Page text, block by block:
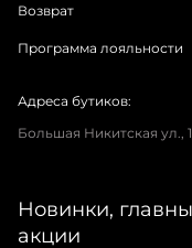
Возврат
Программа лояльности
Адреса бутиков:
Большая Никитская ул.,
Новинки,
акции